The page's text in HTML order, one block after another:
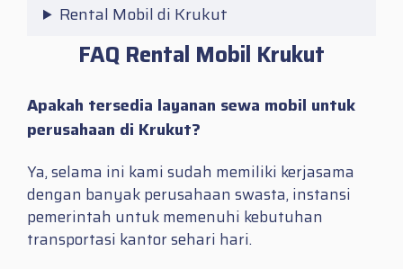
Rental Mobil di Krukut
FAQ Rental Mobil Krukut
Apakah tersedia layanan sewa mobil untuk
perusahaan di Krukut?
Ya, selama ini kami sudah memiliki kerjasama
dengan banyak perusahaan swasta, instansi
pemerintah untuk memenuhi kebutuhan
transportasi kantor sehari hari.